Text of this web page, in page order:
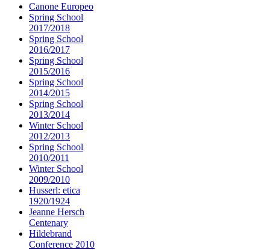
Canone Europeo
Spring School
2017/2018
Spring School
2016/2017
Spring School
2015/2016
Spring School
2014/2015
Spring School
2013/2014
Winter School
2012/2013
Spring School
2010/2011
Winter School
2009/2010
Husserl: etica
1920/1924
Jeanne Hersch
Centenary
Hildebrand
Conference 2010